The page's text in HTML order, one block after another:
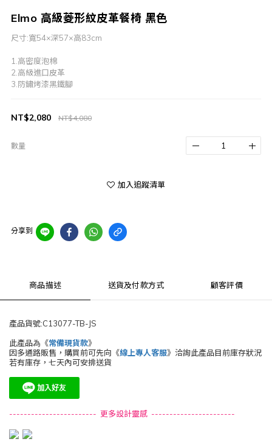
Elmo 高級菱形紋皮革餐椅 黑色
尺寸:寬54×深57×高83cm
1.高密度泡棉
2.高級進口皮革
3.防鏽烤漆黑鐵腳
NT$4,080
NT$2,080
數量
加入追蹤清單
分享到
商品描述 送貨及付款方式 顧客評價
產品貨號:C13077-TB-JS
此產品為《常備現貨款》
因多通路販售，購買前可先向《線上專人客服》洽詢此產品目前庫存狀況
若有庫存，七天內可安排送貨
------------------------ 更多設計靈感 -----------------------